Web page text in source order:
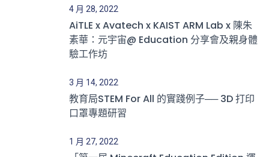
4 月 28, 2022
AiTLE x Avatech x KAIST ARM Lab x 陳朱
素華：元宇宙@ Education 分享會及親身體
驗工作坊
3 月 14, 2022
教育局STEM For All 的實踐例子── 3D 打印
口罩專題研習
1 月 27, 2022